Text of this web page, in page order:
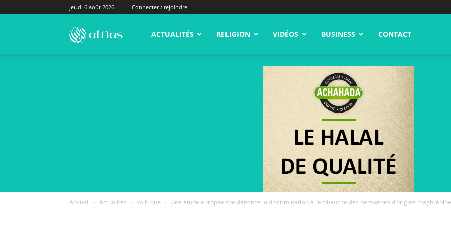
jeudi 6 août 2026 Connecter / rejoindre
alNas.fr ACTUALITÉS RELIGION VIDÉOS BUSINESS CONTACT
Accueil Actualités Politique Une étude européenne dénonce la discrimination à l’embauche des personnes d’origine